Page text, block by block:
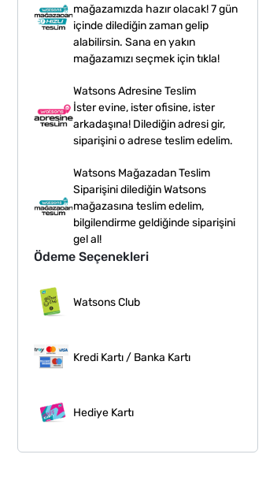
mağazamızda hazır olacak! 7 gün
içinde dilediğin zaman gelip
alabilirsin. Sana en yakın
mağazamızı seçmek için tıkla!
Watsons Adresine Teslim
İster evine, ister ofisine, ister
arkadaşına! Dilediğin adresi gir,
siparişini o adrese teslim edelim.
Watsons Mağazadan Teslim
Siparişini dilediğin Watsons
mağazasına teslim edelim,
bilgilendirme geldiğinde siparişini
gel al!
Ödeme Seçenekleri
Watsons Club
Kredi Kartı / Banka Kartı
Hediye Kartı